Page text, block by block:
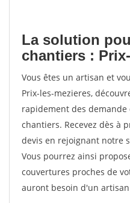
La solution
chantiers :
Vous êtes un artisan et
Prix-les-mezieres,
rapidement des
chantiers. Recevez dès à
devis en rejoignant notre
Vous pourrez ainsi
couvertures proches de
auront besoin d'un